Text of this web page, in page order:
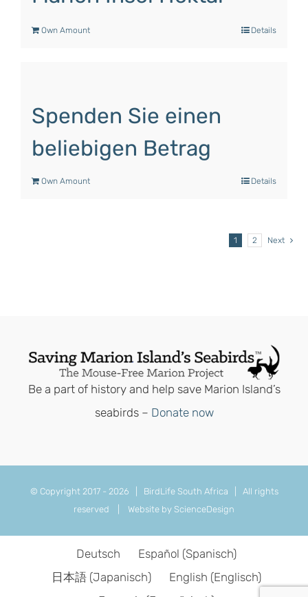
Own Amount Details
Spenden Sie einen
beliebigen Betrag
Own Amount Details
1 2 Next
Be a part of history and help save Marion Island’s
seabirds – Donate now
© Copyright 2017 - 2026 | BirdLife South Africa | All rights
reserved |
Website by ScienceDesign
Deutsch Español (Spanisch)
日本語(Japanisch) English (Englisch)